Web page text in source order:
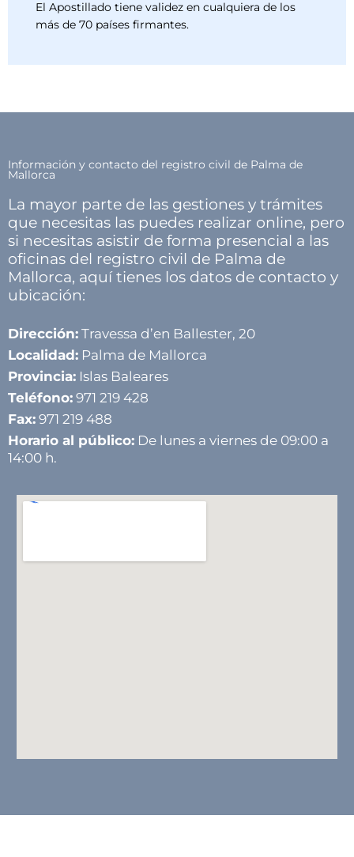
El Apostillado tiene validez en cualquiera de los
más de 70 países firmantes.
Información y contacto del registro civil de Palma de
Mallorca
La mayor parte de las gestiones y trámites
que necesitas las puedes realizar online, pero
si necesitas asistir de forma presencial a las
oficinas del registro civil de Palma de
Mallorca, aquí tienes los datos de contacto y
ubicación:
Dirección: Travessa d’en Ballester, 20
Localidad: Palma de Mallorca
Provincia: Islas Baleares
Teléfono: 971 219 428
Fax: 971 219 488
Horario al público: De lunes a viernes de 09:00 a
14:00 h.